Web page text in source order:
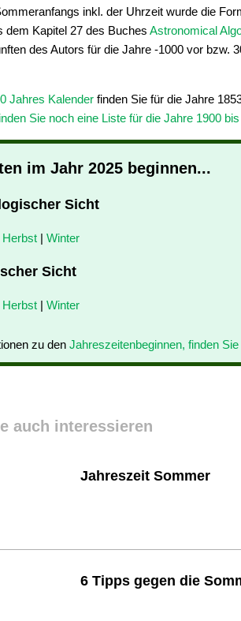
inkl. der Uhrzeit wurde die
dem Kapitel 27 des Buches Astronomical
des Autors für die Jahre -1000 vor bzw.
Jahres Kalender finden Sie für die Jahre
Sie noch eine Liste für die Jahre 1900
im Jahr 2025 beginnen...
Sicht
Herbst | Winter
Sicht
Herbst | Winter
zu den Jahreszeitenbeginnen, finden Sie
auch interessieren
Jahreszeit Sommer
6 Tipps gegen die